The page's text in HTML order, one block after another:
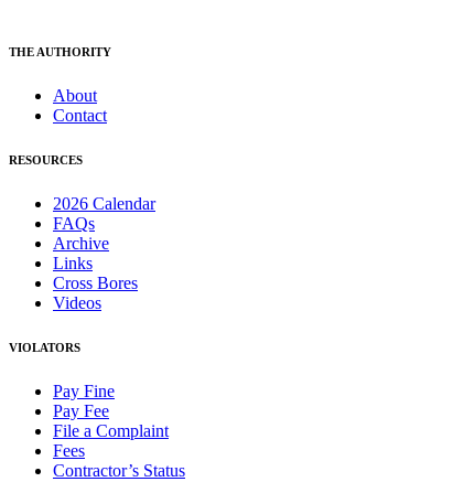
THE AUTHORITY
About
Contact
RESOURCES
2026 Calendar
FAQs
Archive
Links
Cross Bores
Videos
VIOLATORS
Pay Fine
Pay Fee
File a Complaint
Fees
Contractor’s Status